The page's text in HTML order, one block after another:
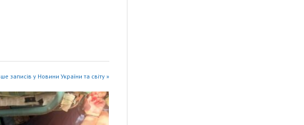
записів у Новини України та світу »